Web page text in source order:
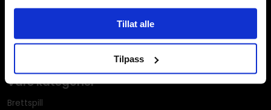
Tillat alle
Tilpass
Våre kategorier
Brettspill